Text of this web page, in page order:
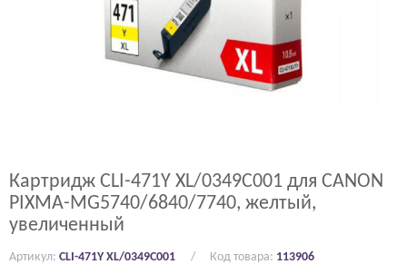
Картридж CLI-471Y XL/0349C001 для CANON
PIXMA-MG5740/6840/7740, желтый,
увеличенный
Артикул: CLI-471Y XL/0349C001 Код товара: 113906